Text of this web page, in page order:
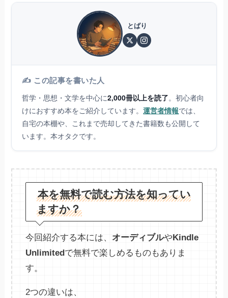
とばり
✍️ この記事を書いた人
哲学・思想・文学を中心に2,000冊以上を読了。初心者向
けにおすすめ本をご紹介しています。運営者情報では、
自宅の本棚や、これまで売却してきた書籍数も公開して
います。本オタクです。
本を無料で読む方法を知ってい
ますか？
今回紹介する本には、 オーディブルや Kindle
Unlimited で無料で楽しめるものもありま
す。
2つの違いは、